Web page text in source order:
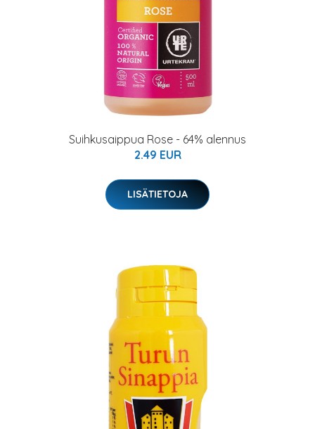
Suihkusaippua Rose - 64% alennus
2.49 EUR
LISÄTIETOJA